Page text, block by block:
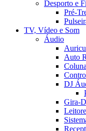
Desporto e
Pré-
TV, Vídeo e Som
Áudio
Auto
DJ
Gira-